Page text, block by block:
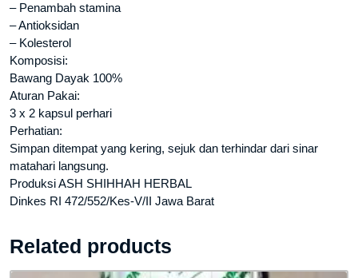
– Penambah stamina
– Antioksidan
– Kolesterol
Komposisi:
Bawang Dayak 100%
Aturan Pakai:
3 x 2 kapsul perhari
Perhatian:
Simpan ditempat yang kering, sejuk dan terhindar dari sinar
matahari langsung.
Produksi ASH SHIHHAH HERBAL
Dinkes RI 472/552/Kes-V/II Jawa Barat
Related products